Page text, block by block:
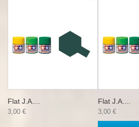
Flat J.A....
3,00 €
Flat J.A....
3,00 €